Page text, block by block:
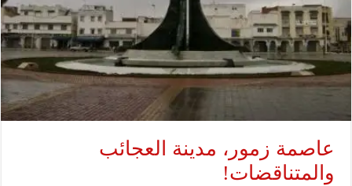
عاصمة زمور، مدينة العجائب
والمتناقضات!